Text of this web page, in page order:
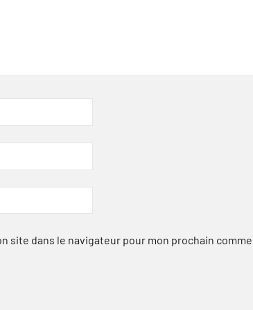
site dans le navigateur pour mon prochain